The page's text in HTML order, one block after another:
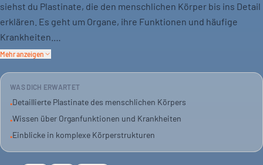
siehst du Plastinate, die den menschlichen Körper bis ins Detail
erklären. Es geht um Organe, ihre Funktionen und häufige
Krankheiten.
Körpers. Was hält uns aufrecht, was lässt uns bewegen, lachen
und lieben? Die Ausstellung macht es sichtbar.
Mehr als 22.000 Spender haben das möglich gemacht. Eine
Mehr anzeigen
WAS DICH ERWARTET
•Detaillierte Plastinate des menschlichen Körpers
•Wissen über Organfunktionen und Krankheiten
•Einblicke in komplexe Körperstrukturen